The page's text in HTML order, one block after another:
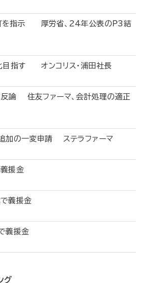
を指示 厚労省、24年公表のP3結
指す オンコリス・浦田社長
反論 住友ファーマ、会計処理の適正
追加の一変申請 ステラファーマ
義援金
で義援金
で義援金
グ